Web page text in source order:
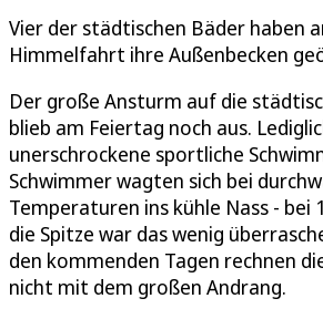
Vier der städtischen Bäder haben
Himmelfahrt ihre Außenbecken
Der große Ansturm auf die
blieb am Feiertag noch aus.
unerschrockene sportliche
Schwimmer wagten sich bei
Temperaturen ins kühle Nass - bei
die Spitze war das wenig
den kommenden Tagen rechnen
nicht mit dem großen Andrang.